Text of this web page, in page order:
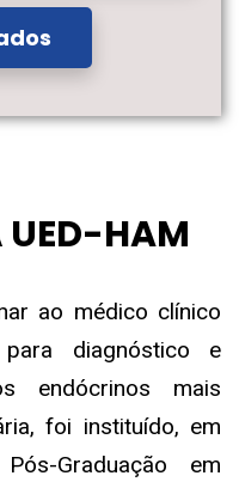
HAM
ao médico clínico
diagnóstico e
endócrinos mais
foi instituído, em
Graduação em